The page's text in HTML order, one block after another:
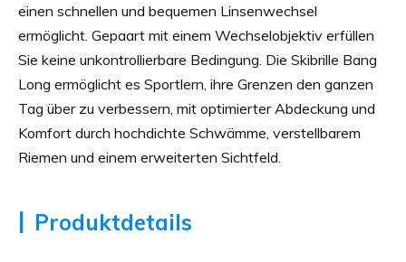
einen schnellen und bequemen Linsenwechsel
ermöglicht. Gepaart mit einem Wechselobjektiv erfüllen
Sie keine unkontrollierbare Bedingung. Die Skibrille Bang
Long ermöglicht es Sportlern, ihre Grenzen den ganzen
Tag über zu verbessern, mit optimierter Abdeckung und
Komfort durch hochdichte Schwämme, verstellbarem
Riemen und einem erweiterten Sichtfeld.
| Produktdetails